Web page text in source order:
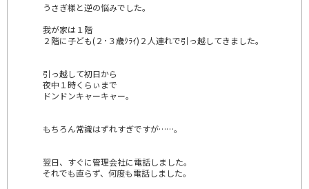
うさぎ様と逆の悩みでした。
我が家は１階
２階に子ども(２･３歳ｸﾗｲ)２人連れで引っ越してきました。
引っ越して初日から
夜中１時くらぃまで
ドンドンキャーキャー。
もちろん常識はずれすぎですが……。
翌日、すぐに管理会社に電話しました。
それでも直らず、何度も電話しました。